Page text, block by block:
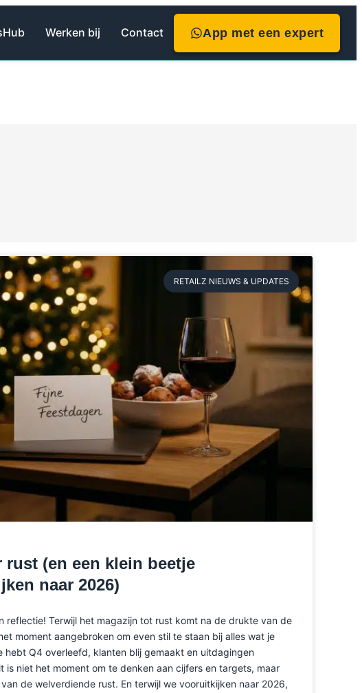
Werken bij Contact App met een expert
RETAILZ NIEUWS & UPDATES
(en een klein beetje
naar 2026)
reflectie! Terwijl het magazijn tot rust komt na de drukte van de
moment aangebroken om even stil te staan bij alles wat je
hebt Q4 overleefd, klanten blij gemaakt en uitdagingen
is niet het moment om te denken aan cijfers en targets, maar
de welverdiende rust. En terwijl we vooruitkijken naar 2026,